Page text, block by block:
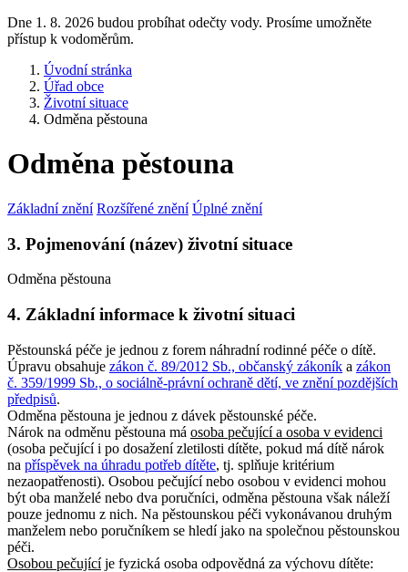
Dne 1. 8. 2026 budou probíhat odečty vody. Prosíme umožněte
přístup k vodoměrům.
Úvodní stránka
Úřad obce
Životní situace
Odměna pěstouna
Odměna pěstouna
Základní znění Rozšířené znění Úplné znění
3. Pojmenování (název) životní situace
Odměna pěstouna
4. Základní informace k životní situaci
Pěstounská péče je jednou z forem náhradní rodinné péče o dítě.
Úpravu obsahuje zákon č. 89/2012 Sb., občanský zákoník a zákon
č. 359/1999 Sb., o sociálně-právní ochraně dětí, ve znění pozdějších
předpisů.
Odměna pěstouna je jednou z dávek pěstounské péče.
Nárok na odměnu pěstouna má osoba pečující a osoba v evidenci
(osoba pečující i po dosažení zletilosti dítěte, pokud má dítě nárok
na příspěvek na úhradu potřeb dítěte, tj. splňuje kritérium
nezaopatřenosti). Osobou pečující nebo osobou v evidenci mohou
být oba manželé nebo dva poručníci, odměna pěstouna však náleží
pouze jednomu z nich. Na pěstounskou péči vykonávanou druhým
manželem nebo poručníkem se hledí jako na společnou pěstounskou
péči.
Osobou pečujícíje fyzická osoba odpovědná za výchovu dítěte: